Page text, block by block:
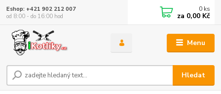
Menu
Hledat
Eshop: +421 902 212 007
od 8:00 - do 16:00 hod
0 ks
za 0,00 Kč